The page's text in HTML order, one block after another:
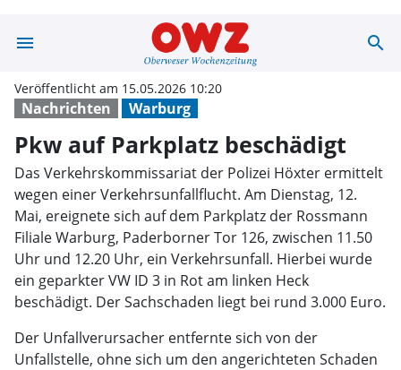
menu Pkw auf search
Nachrichten Warburg
Veröffentlicht am 15.05.2026 10:20
Pkw auf Parkplatz beschädigt
Das Verkehrskommissariat der Polizei Höxter ermittelt
wegen einer Verkehrsunfallflucht. Am Dienstag, 12.
Mai, ereignete sich auf dem Parkplatz der Rossmann
Filiale Warburg, Paderborner Tor 126, zwischen 11.50
Uhr und 12.20 Uhr, ein Verkehrsunfall. Hierbei wurde
ein geparkter VW ID 3 in Rot am linken Heck
beschädigt. Der Sachschaden liegt bei rund 3.000 Euro.
Der Unfallverursacher entfernte sich von der
Unfallstelle, ohne sich um den angerichteten Schaden